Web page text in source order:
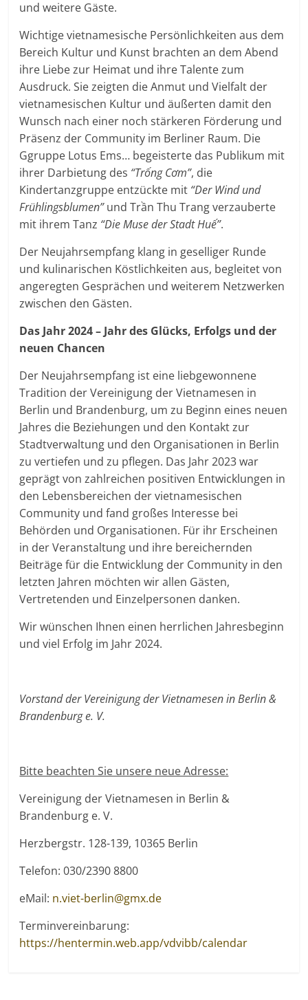
und weitere Gäste.
Wichtige vietnamesische Persönlichkeiten aus dem
Bereich Kultur und Kunst brachten an dem Abend
ihre Liebe zur Heimat und ihre Talente zum
Ausdruck. Sie zeigten die Anmut und Vielfalt der
vietnamesischen Kultur und äußerten damit den
Wunsch nach einer noch stärkeren Förderung und
Präsenz der Community im Berliner Raum. Die
Ggruppe Lotus Ems… begeisterte das Publikum mit
ihrer Darbietung des “Trống Cơm”, die
Kindertanzgruppe entzückte mit “Der Wind und
Frühlingsblumen”und Trần Thu Trang verzauberte
mit ihrem Tanz “Die Muse der Stadt Huế”.
Der Neujahrsempfang klang in geselliger Runde
und kulinarischen Köstlichkeiten aus, begleitet von
angeregten Gesprächen und weiterem Netzwerken
zwischen den Gästen.
Das Jahr 2024 – Jahr des Glücks, Erfolgs und der
neuen Chancen
Der Neujahrsempfang ist eine liebgewonnene
Tradition der Vereinigung der Vietnamesen in
Berlin und Brandenburg, um zu Beginn eines neuen
Jahres die Beziehungen und den Kontakt zur
Stadtverwaltung und den Organisationen in Berlin
zu vertiefen und zu pflegen. Das Jahr 2023 war
geprägt von zahlreichen positiven Entwicklungen in
den Lebensbereichen der vietnamesischen
Community und fand großes Interesse bei
Behörden und Organisationen. Für ihr Erscheinen
in der Veranstaltung und ihre bereichernden
Beiträge für die Entwicklung der Community in den
letzten Jahren möchten wir allen Gästen,
Vertretenden und Einzelpersonen danken.
Wir wünschen Ihnen einen herrlichen Jahresbeginn
und viel Erfolg im Jahr 2024.
Vorstand der Vereinigung der Vietnamesen in Berlin &
Brandenburg e. V.
Bitte beachten Sie unsere neue Adresse:
Vereinigung der Vietnamesen in Berlin &
Brandenburg e. V.
Herzbergstr. 128-139, 10365 Berlin
Telefon: 030/2390 8800
eMail: n.viet-berlin@gmx.de
Terminvereinbarung:
https://hentermin.web.app/vdvibb/calendar